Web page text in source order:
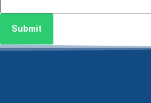
Submit